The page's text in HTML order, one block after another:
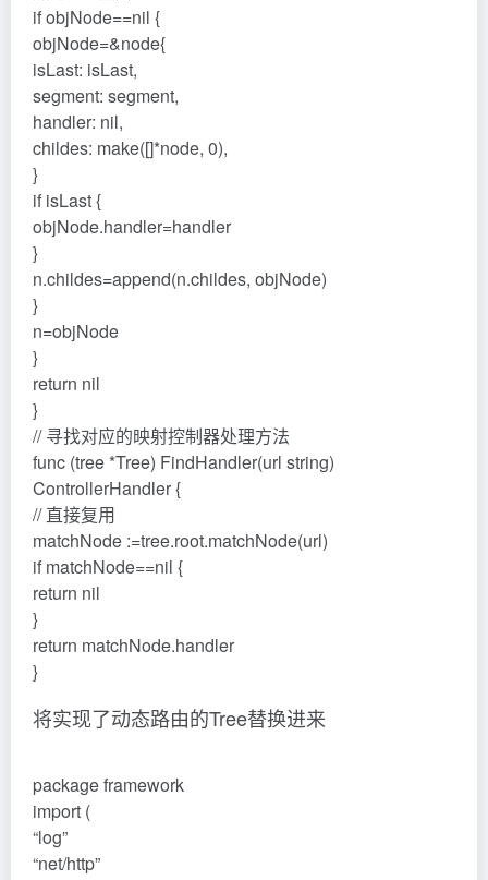
if objNode==nil {
objNode=&node{
isLast: isLast,
segment: segment,
handler: nil,
childes: make([]*node, 0),
}
if isLast {
objNode.handler=handler
}
n.childes=append(n.childes, objNode)
}
n=objNode
}
return nil
}
// 寻找对应的映射控制器处理方法
func (tree *Tree) FindHandler(url string)
ControllerHandler {
// 直接复用
matchNode :=tree.root.matchNode(url)
if matchNode==nil {
return nil
}
return matchNode.handler
}
将实现了动态路由的Tree替换进来
package framework
import (
“log”
“net/http”